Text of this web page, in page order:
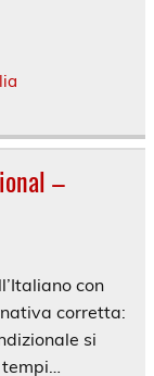
–
con
corretta:
si